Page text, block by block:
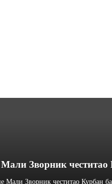
Зворник честитао
Мали Зворник честитао Курбан